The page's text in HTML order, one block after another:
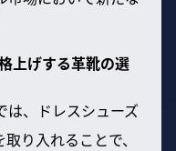
上げする革靴の選
は、ドレスシューズ
り入れることで、